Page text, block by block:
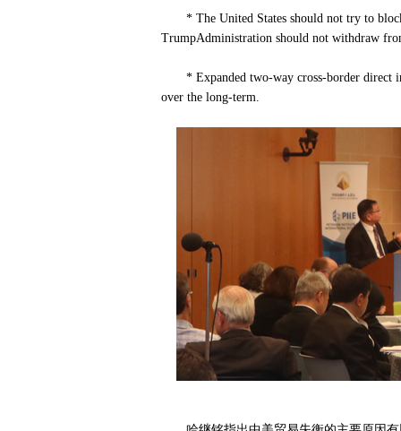
* The United States should not try to block
TrumpAdministration should not withdraw
* Expanded two-way cross-border direct
over the long-term.